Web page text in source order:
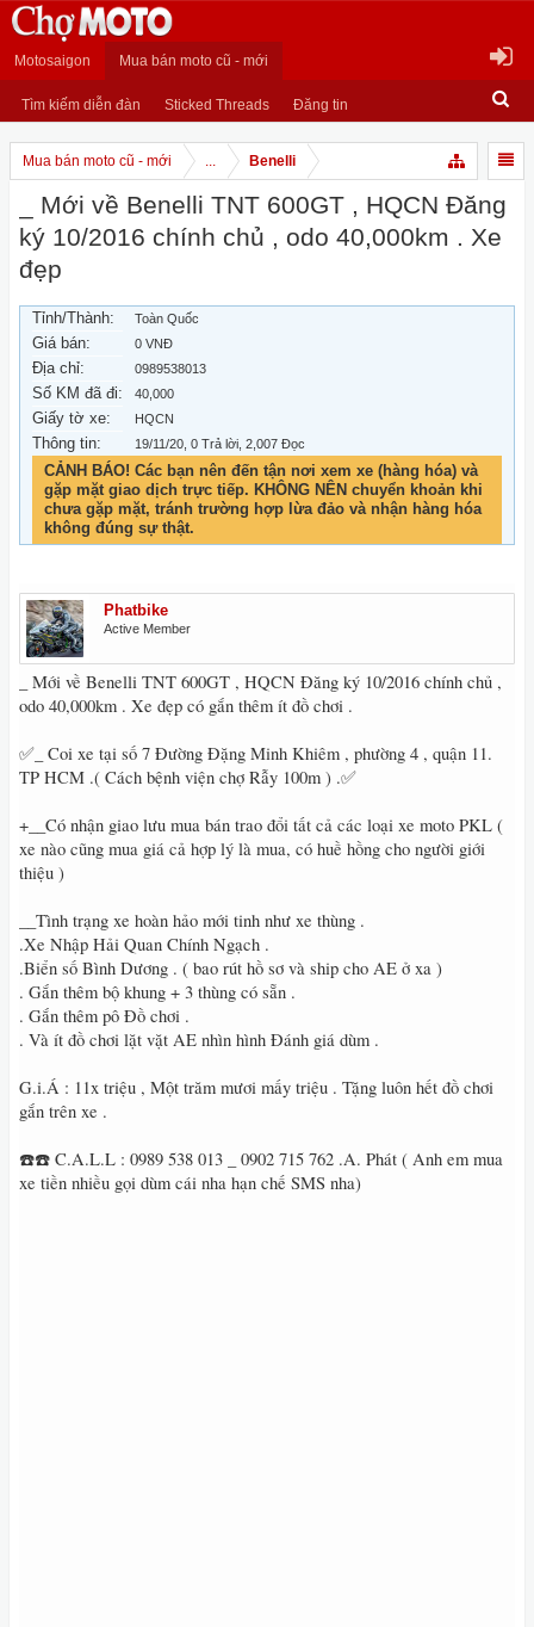
Motosaigon Mua bán moto cũ - mới
Tìm kiếm diễn đàn Sticked Threads Đăng tin
Mua bán moto cũ - mới ... Benelli
_ Mới về Benelli TNT 600GT , HQCN Đăng
ký 10/2016 chính chủ , odo 40,000km . Xe
đẹp
Tỉnh/Thành: Toàn Quốc
Giá bán: 0 VNĐ
Địa chỉ: 0989538013
Số KM đã đi: 40,000
Giấy tờ xe: HQCN
Thông tin: 19/11/20 , 0 Trả lời, 2,007 Đọc
CẢNH BÁO! Các bạn nên đến tận nơi xem xe (hàng hóa) và
gặp mặt giao dịch trực tiếp. KHÔNG NÊN chuyển khoản khi
chưa gặp mặt, tránh trường hợp lừa đảo và nhận hàng hóa
không đúng sự thật.
Phatbike
Active Member
_ Mới về Benelli TNT 600GT , HQCN Đăng ký 10/2016 chính chủ ,
odo 40,000km . Xe đẹp có gắn thêm ít đồ chơi .
✅_ Coi xe tại số 7 Đường Đặng Minh Khiêm , phường 4 , quận 11.
TP HCM .( Cách bệnh viện chợ Rẫy 100m ) .✅
+__Có nhận giao lưu mua bán trao đổi tất cả các loại xe moto PKL (
xe nào cũng mua giá cả hợp lý là mua, có huề hồng cho người giới
thiệu )
__Tình trạng xe hoàn hảo mới tinh như xe thùng .
.Xe Nhập Hải Quan Chính Ngạch .
.Biển số Bình Dương . ( bao rút hồ sơ và ship cho AE ở xa )
. Gắn thêm bộ khung + 3 thùng có sẵn .
. Gắn thêm pô Đồ chơi .
. Và ít đồ chơi lặt vặt AE nhìn hình Đánh giá dùm .
G.i.Á : 11x triệu , Một trăm mươi mấy triệu . Tặng luôn hết đồ chơi
gắn trên xe .
☎️☎️ C.A.L.L : 0989 538 013 _ 0902 715 762 .A. Phát ( Anh em mua
xe tiền nhiều gọi dùm cái nha hạn chế SMS nha)